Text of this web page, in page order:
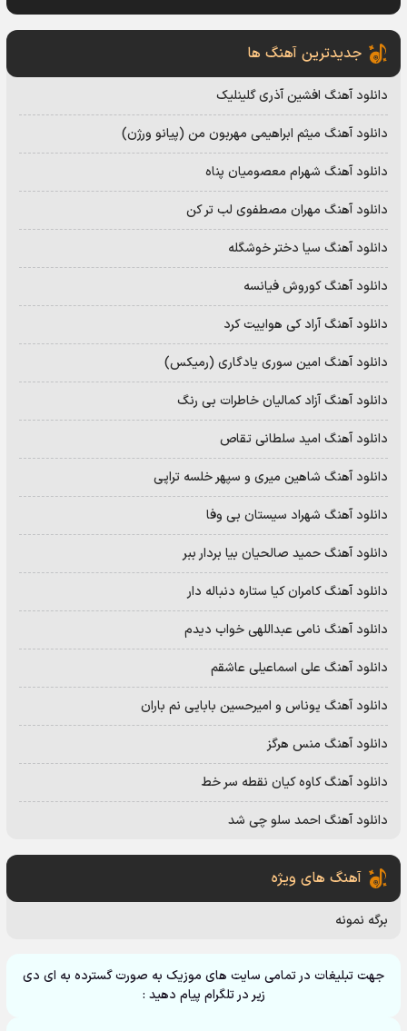
جدیدترین آهنگ ها
دانلود آهنگ افشین آذری گلینلیک
دانلود آهنگ میثم ابراهیمی مهربون من (پیانو ورژن)
دانلود آهنگ شهرام معصومیان پناه
دانلود آهنگ مهران مصطفوی لب تر کن
دانلود آهنگ سیا دختر خوشگله
دانلود آهنگ کوروش فیانسه
دانلود آهنگ آراد کی هواییت کرد
دانلود آهنگ امین سوری یادگاری (رمیکس)
دانلود آهنگ آزاد کمالیان خاطرات بی رنگ
دانلود آهنگ امید سلطانی تقاص
دانلود آهنگ شاهین میری و سپهر خلسه تراپی
دانلود آهنگ شهراد سیستان بی وفا
دانلود آهنگ حمید صالحیان بیا بردار ببر
دانلود آهنگ کامران کیا ستاره دنباله دار
دانلود آهنگ نامی عبداللهی خواب دیدم
دانلود آهنگ علی اسماعیلی عاشقم
دانلود آهنگ یوناس و امیرحسین بابایی نم باران
دانلود آهنگ منس هرگز
دانلود آهنگ کاوه کیان نقطه سر خط
دانلود آهنگ احمد سلو چی شد
آهنگ های ویژه
برگه نمونه
جهت تبلیغات در تمامی سایت های موزیک به صورت گسترده به ای دی
زیر در تلگرام پیام دهید :